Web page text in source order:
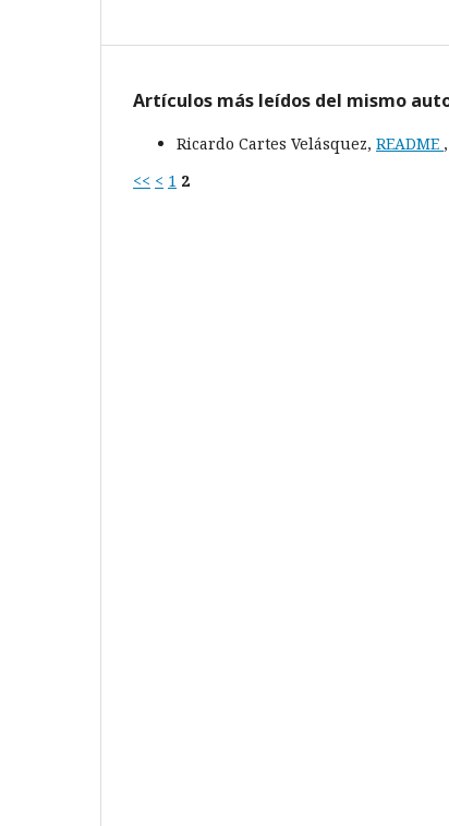
Artículos más leídos del mismo
Ricardo Cartes Velásquez, README ,
<< < 1 2